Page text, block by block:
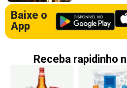
Baixe o
App
Receba rapidinho